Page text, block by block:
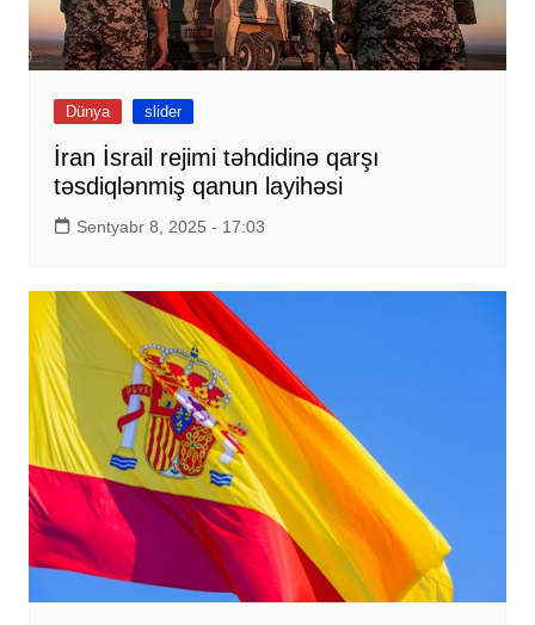
Dünya slider
İran İsrail rejimi təhdidinə qarşı
təsdiqlənmiş qanun layihəsi
Sentyabr 8, 2025 - 17:03